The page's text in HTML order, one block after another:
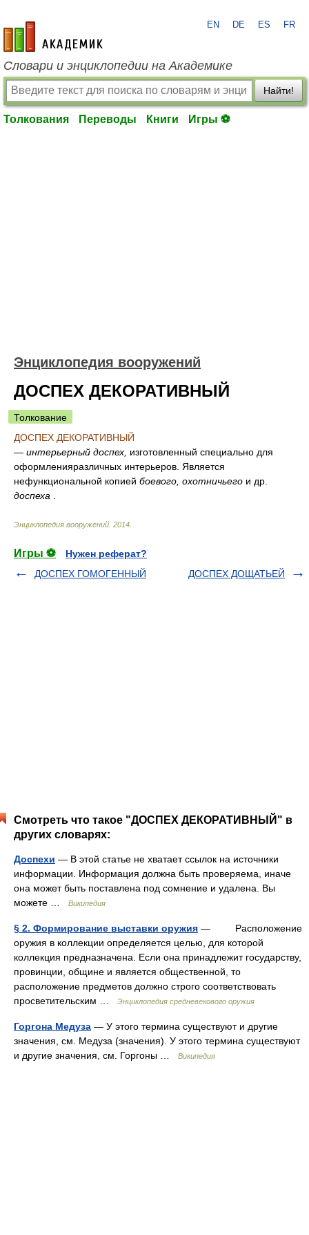
academic.ru
EN DE ES FR
Словари и энциклопедии на Академике
Найти!
Толкования Переводы Книги Игры ⚽
Энциклопедия вооружений
ДОСПЕХ ДЕКОРАТИВНЫЙ
Толкование
ДОСПЕХ ДЕКОРАТИВНЫЙ
— интерьерный доспех, изготовленный специально для
оформленияразличных интерьеров. Является
нефункциональной копией боевого, охотничьего и др.
доспеха
Энциклопедия вооружений 2014
Игры ⚽
Нужен реферат?
ДОСПЕХ ГОМОГЕННЫЙ
ДОСПЕХ ДОЩАТЬЕЙ
Смотреть что такое "ДОСПЕХ ДЕКОРАТИВНЫЙ" в
других словарях:
Доспехи — В этой статье не хватает ссылок на источники
информации. Информация должна быть проверяема, иначе
она может быть поставлена под сомнение и удалена. Вы
можете …
Википедия
§ 2. Формирование выставки оружия — Расположение
оружия в коллекции определяется целью, для которой
коллекция предназначена. Если она принадлежит государству,
провинции, общине и является общественной, то
расположение предметов должно строго соответствовать
просветительским …
Энциклопедия средневекового оружия
Горгона Медуза — У этого термина существуют и другие
значения, см. Медуза (значения). У этого термина существуют
и другие значения, см. Горгоны …
Википедия